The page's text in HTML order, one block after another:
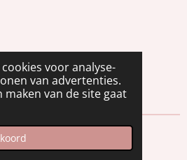
voor analyse-
van advertenties.
van de site gaat